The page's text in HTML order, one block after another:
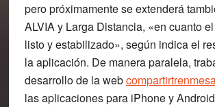
peropróximamente se extenderá
ALVIA y Larga Distancia, «en cuanto
listo y estabilizado», según indica el
la aplicación. De manera paralela,
desarrollo de la web
las aplicaciones para iPhone y